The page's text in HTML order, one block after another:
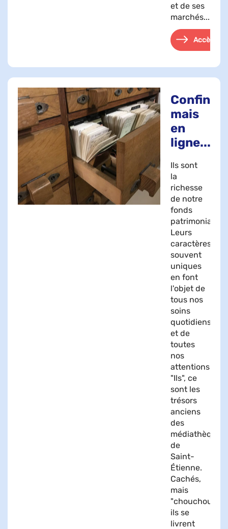
et de ses
marchés...
Accès
Confinés,
mais
en
ligne...
Ils sont
la
richesse
de notre
fonds
patrimonial.
Leurs
caractères
souvent
uniques
en font
l'objet de
tous nos
soins
quotidiens
et de
toutes
nos
attentions.
"Ils", ce
sont les
trésors
anciens
des
médiathèques
de
Saint-
Étienne.
Cachés,
mais
"chouchoutés",
ils se
livrent